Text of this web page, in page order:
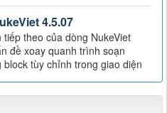
4.5.07
theo của dòng NukeViet
đề xoay quanh trình soạn
tùy chỉnh trong giao diện